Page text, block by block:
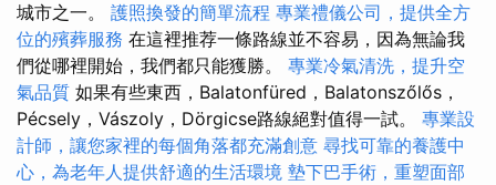
城市之一。 護照換發的簡單流程 專業禮儀公司，提供全方
位的殯葬服務 在這裡推荐一條路線並不容易，因為無論我
們從哪裡開始，我們都只能獲勝。 專業冷氣清洗，提升空
氣品質 如果有些東西，Balatonfüred，Balatonszőlős，
Pécsely，Vászoly，Dörgicse路線絕對值得一試。 專業設
計師，讓您家裡的每個角落都充滿創意 尋找可靠的養護中
心，為老年人提供舒適的生活環境 墊下巴手術，重塑面部